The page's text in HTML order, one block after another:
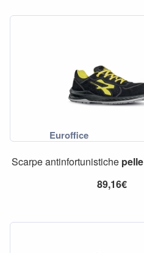
Scarpe antinfortunistiche pelle
89,16€